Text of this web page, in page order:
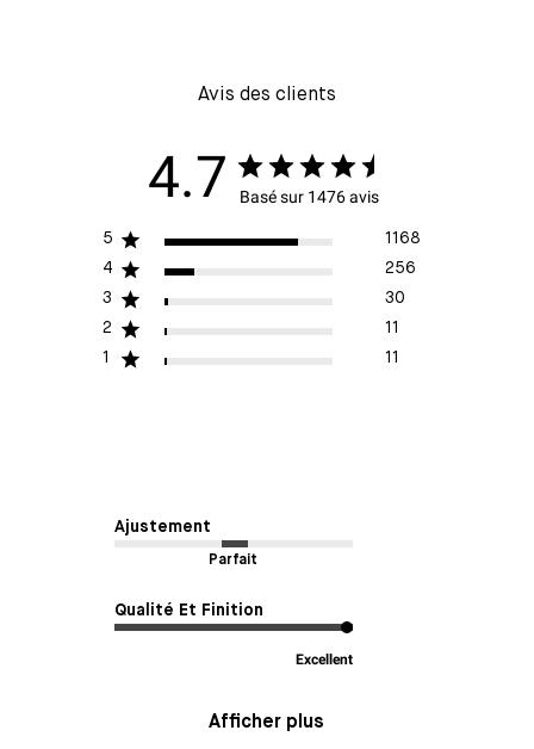
Avis des clients
4.7 Basé sur 1476 avis
5
1168
4
256
3
30
2
11
1
11
Ajustement
Parfait
Qualité Et Finition
Excellent
Afficher plus